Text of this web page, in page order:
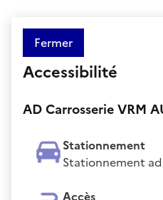
Fermer
Accessibilité
AD Carrosserie VRM
Stationnement
Stationnement
Accès